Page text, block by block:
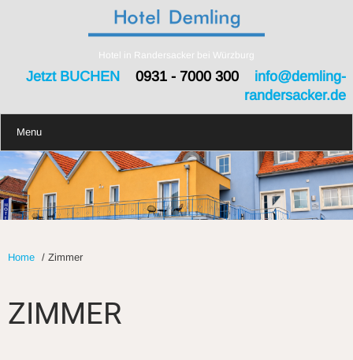
Hotel in Randersacker bei Würzburg
Jetzt BUCHEN0931 - 7000 300 info@demling-
randersacker.de
Menu
Home / Zimmer
ZIMMER